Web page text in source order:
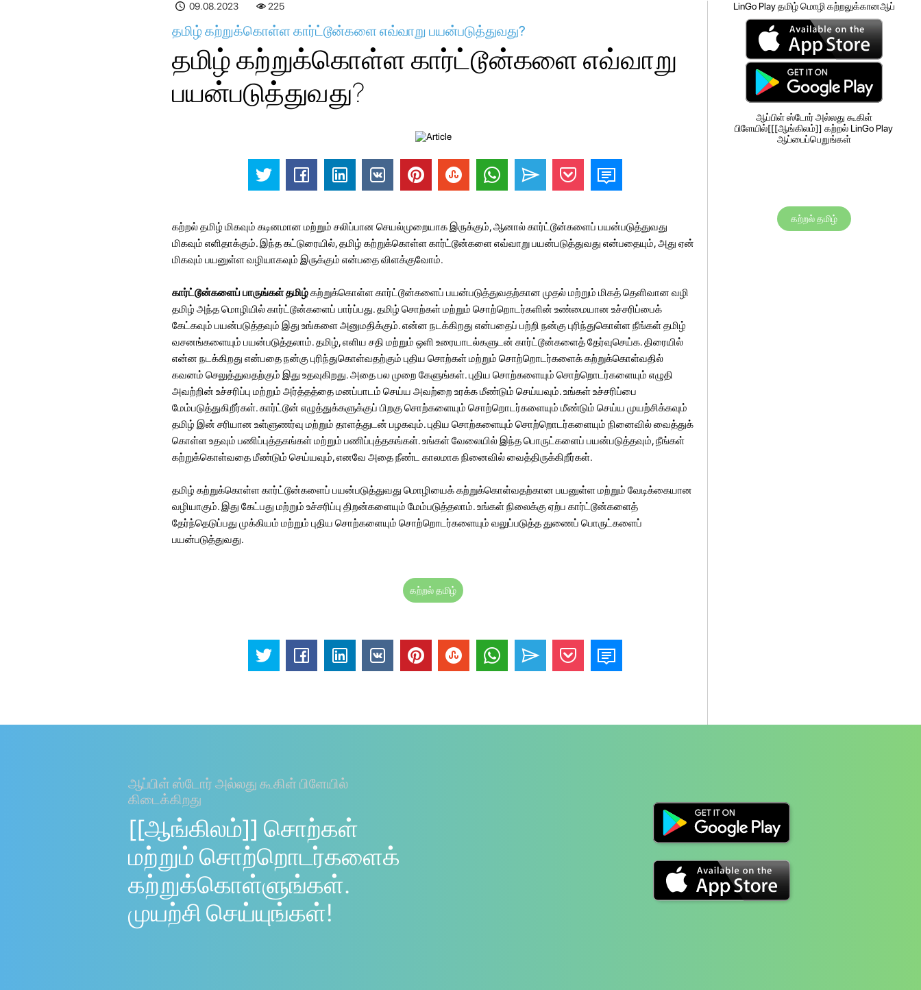
09.08.2023 225
தமிழ் கற்றுக்கொள்ள கார்ட்டூன்களை எவ்வாறு பயன்படுத்துவது?
தமிழ் கற்றுக்கொள்ள கார்ட்டூன்களை எவ்வாறு
பயன்படுத்துவது?
கற்றல் தமிழ் மிகவும் கடினமான மற்றும் சலிப்பான செயல்முறையாக இருக்கும், ஆனால் கார்ட்டூன்களைப் பயன்படுத்துவது
மிகவும் எளிதாக்கும். இந்த கட்டுரையில், தமிழ் கற்றுக்கொள்ள கார்ட்டூன்களை எவ்வாறு பயன்படுத்துவது என்பதையும், அது ஏன்
மிகவும் பயனுள்ள வழியாகவும் இருக்கும் என்பதை விளக்குவோம்.
கார்ட்டூன்களைப் பாருங்கள் தமிழ்கற்றுக்கொள்ள கார்ட்டூன்களைப் பயன்படுத்துவதற்கான முதல் மற்றும் மிகத் தெளிவான வழி
தமிழ் அந்த மொழியில் கார்ட்டூன்களைப் பார்ப்பது. தமிழ் சொற்கள் மற்றும் சொற்றொடர்களின் உண்மையான உச்சரிப்பைக்
கேட்கவும் பயன்படுத்தவும் இது உங்களை அனுமதிக்கும். என்ன நடக்கிறது என்பதைப் பற்றி நன்கு புரிந்துகொள்ள நீங்கள் தமிழ்
வசனங்களையும் பயன்படுத்தலாம். தமிழ், எளிய சதி மற்றும் ஒளி உரையாடல்களுடன் கார்ட்டூன்களைத் தேர்வுசெய்க. திரையில்
என்ன நடக்கிறது என்பதை நன்கு புரிந்துகொள்வதற்கும் புதிய சொற்கள் மற்றும் சொற்றொடர்களைக் கற்றுக்கொள்வதில்
கவனம் செலுத்துவதற்கும் இது உதவுகிறது. அதை பல முறை கேளுங்கள். புதிய சொற்களையும் சொற்றொடர்களையும் எழுதி
அவற்றின் உச்சரிப்பு மற்றும் அர்த்தத்தை மனப்பாடம் செய்ய அவற்றை உரக்க மீண்டும் செய்யவும். உங்கள் உச்சரிப்பை
மேம்படுத்துகிறீர்கள். கார்ட்டூன் எழுத்துக்களுக்குப் பிறகு சொற்களையும் சொற்றொடர்களையும் மீண்டும் செய்ய முயற்சிக்கவும்
தமிழ் இன் சரியான உள்ளுணர்வு மற்றும் தாளத்துடன் பழகவும். புதிய சொற்களையும் சொற்றொடர்களையும் நினைவில் வைத்துக்
கொள்ள உதவும் பணிப்புத்தகங்கள் மற்றும் பணிப்புத்தகங்கள். உங்கள் வேலையில் இந்த பொருட்களைப் பயன்படுத்தவும், நீங்கள்
கற்றுக்கொள்வதை மீண்டும் செய்யவும், எனவே அதை நீண்ட காலமாக நினைவில் வைத்திருக்கிறீர்கள்.
தமிழ் கற்றுக்கொள்ள கார்ட்டூன்களைப் பயன்படுத்துவது மொழியைக் கற்றுக்கொள்வதற்கான பயனுள்ள மற்றும் வேடிக்கையான
வழியாகும். இது கேட்பது மற்றும் உச்சரிப்பு திறன்களையும் மேம்படுத்தலாம். உங்கள் நிலைக்கு ஏற்ப கார்ட்டூன்களைத்
தேர்ந்தெடுப்பது முக்கியம் மற்றும் புதிய சொற்களையும் சொற்றொடர்களையும் வலுப்படுத்த துணைப் பொருட்களைப்
பயன்படுத்துவது.
கற்றல் தமிழ்
LinGo Play தமிழ் மொழி கற்றலுக்கானஆப்
ஆப்பிள் ஸ்டோர் அல்லது கூகிள்
பிளேயில்[[[ஆங்கிலம்]] கற்றல் LinGo Play
ஆப்பைப்பெறுங்கள்
கற்றல் தமிழ்
ஆப்பிள் ஸ்டோர் அல்லது கூகிள் பிளேயில்
கிடைக்கிறது
[[ஆங்கிலம்]] சொற்கள்
மற்றும் சொற்றொடர்களைக்
கற்றுக்கொள்ளுங்கள்.
முயற்சி செய்யுங்கள்!